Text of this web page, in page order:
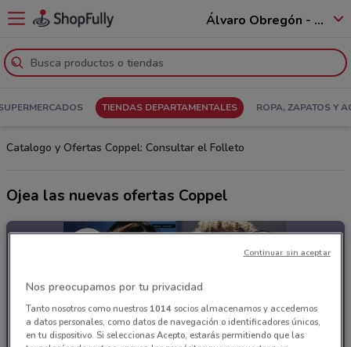
Álvaro Obregón - 01520
TIENDAS DEPARTAMENTALES ROPA, ZAPATOS Y
Catalogo y Ofertas Coppel: Consultar el Folleto
Ojea las nuevas ofertas Coppel
Nos preocupamos por tu privacidad
Tanto nosotros como nuestros 1014socios almacenamos y accedemos
a datos personales, como datos de navegación o identificadores únicos,
en tu dispositivo. Si seleccionas Acepto, estarás permitiendo que las
Continuar sin aceptar